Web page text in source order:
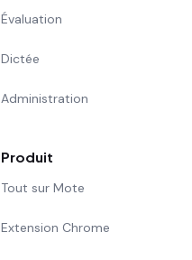
Évaluation
Dictée
Administration
Produit
Tout sur Mote
Extension Chrome